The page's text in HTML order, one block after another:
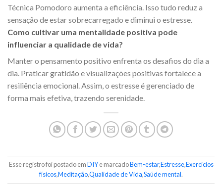
Técnica Pomodoro aumenta a eficiência. Isso tudo reduz a
sensação de estar sobrecarregado e diminui o estresse.
Como cultivar uma mentalidade positiva pode
influenciar a qualidade de vida?
Manter o pensamento positivo enfrenta os desafios do dia a
dia. Praticar gratidão e visualizações positivas fortalece a
resiliência emocional. Assim, o estresse é gerenciado de
forma mais efetiva, trazendo serenidade.
Esse registro foi postado emDIYe marcadoBem-estar,Estresse,Exercícios
físicos,Meditação,Qualidade de Vida,Saúde mental.